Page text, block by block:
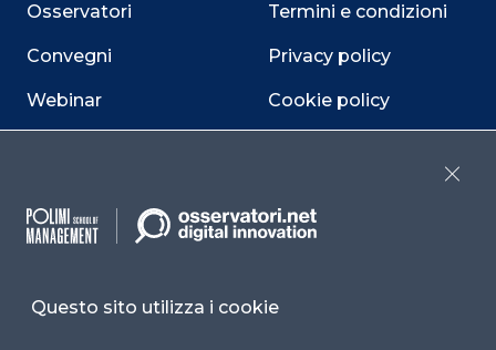
Osservatori
Convegni
Webinar
Termini e condizioni
Privacy policy
Cookie policy
accessibilità
Questo sito utilizza i cookie